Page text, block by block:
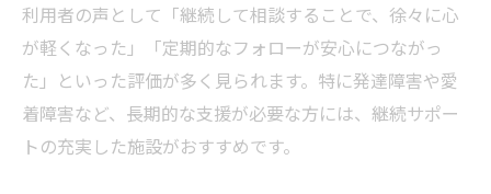
利用者の声として「継続して相談することで、徐々に心
が軽くなった」「定期的なフォローが安心につながっ
た」といった評価が多く見られます。特に発達障害や愛
着障害など、長期的な支援が必要な方には、継続サポー
トの充実した施設がおすすめです。